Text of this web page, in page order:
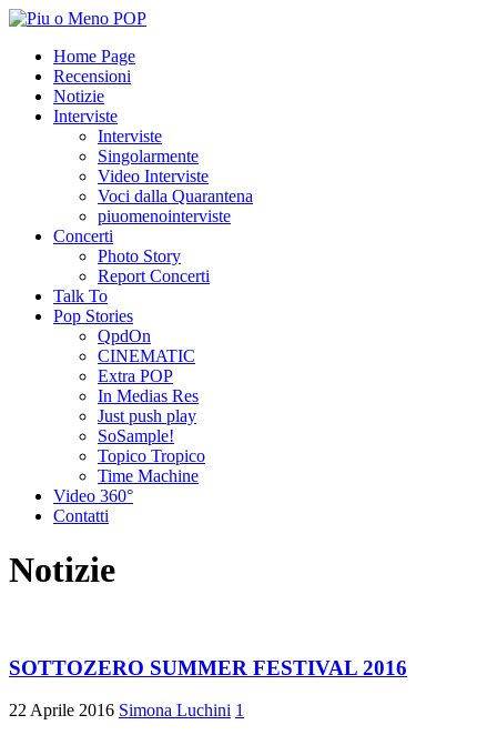
Home Page
Recensioni
Notizie
Interviste
Interviste
Singolarmente
Video Interviste
Voci dalla Quarantena
piuomenointerviste
Concerti
Photo Story
Report Concerti
Talk To
Pop Stories
QpdOn
CINEMATIC
Extra POP
In Medias Res
Just push play
SoSample!
Topico Tropico
Time Machine
Video 360°
Contatti
Notizie
SOTTOZERO SUMMER FESTIVAL 2016
22 Aprile 2016 Simona Luchini 1